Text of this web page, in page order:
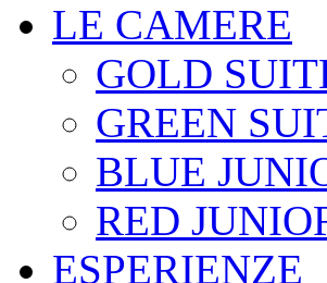
LE CAMERE
GOLD
GREEN
BLUE
RED
ESPERIENZE